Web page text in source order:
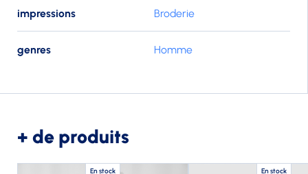
impressions Broderie
genres Homme
+ de produits
En stock En stock